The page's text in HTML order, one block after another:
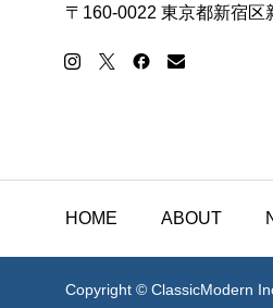
〒160-0022 東京都新宿
HOME ABOUT
Copyright © ClassicModern